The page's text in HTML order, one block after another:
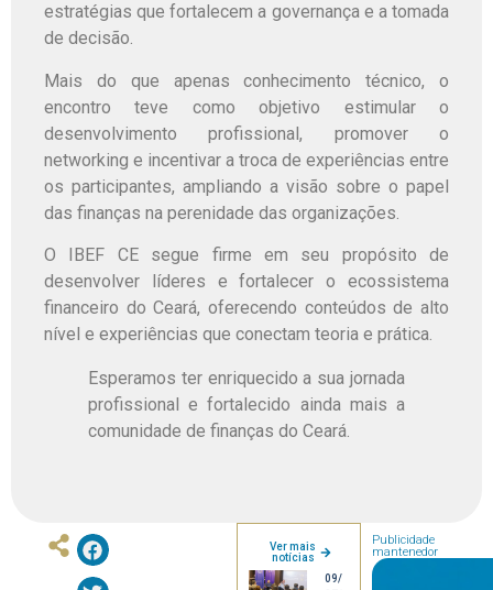
estratégias que fortalecem a governança e a tomada
de decisão.
Mais do que apenas conhecimento técnico, o
encontro teve como objetivo estimular o
desenvolvimento profissional, promover o
networking e incentivar a troca de experiências entre
os participantes, ampliando a visão sobre o papel
das finanças na perenidade das organizações.
O IBEF CE segue firme em seu propósito de
desenvolver líderes e fortalecer o ecossistema
financeiro do Ceará, oferecendo conteúdos de alto
nível e experiências que conectam teoria e prática.
Esperamos ter enriquecido a sua jornada
profissional e fortalecido ainda mais a
comunidade de finanças do Ceará.
Ver mais
notícias
09/
Publicidade
mantenedor